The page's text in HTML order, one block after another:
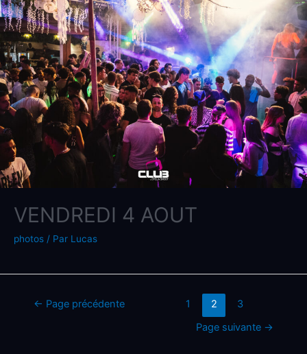
VENDREDI 4 AOUT
photos / Par Lucas
← Page précédente 1 2
3
Page suivante →